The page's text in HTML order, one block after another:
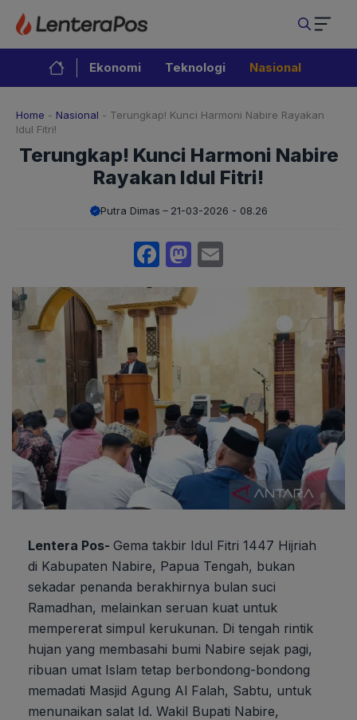
Langsung
isi
Ekonomi Teknologi Nasional
Home - Nasional - Terungkap! Kunci Harmoni Nabire Rayakan
Idul Fitri!
Terungkap! Kunci Harmoni Nabire
Rayakan Idul Fitri!
Putra Dimas 21-03-2026 - 08.26
Facebook
Mastodon
Lentera Pos- Gema takbir Idul Fitri 1447 Hijriah
di Kabupaten Nabire, Papua Tengah, bukan
sekadar penanda berakhirnya bulan suci
Ramadhan, melainkan seruan kuat untuk
mempererat simpul kerukunan. Di tengah rintik
hujan yang membasahi bumi Nabire sejak pagi,
ribuan umat Islam tetap berbondong-bondong
memadati Masjid Agung Al Falah, Sabtu, untuk
menunaikan salat Id. Wakil Bupati Nabire,